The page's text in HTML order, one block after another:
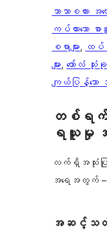
ဘာသာစကား
ကပ်ထားသော စ
စရာများ, ထပ်
များ, ကော်လံ သုံးခု
ကျယ်ပြန့်သော ဘ
တစ်ရက်
ရယူမှု
လက်ရှိအသုံးပ
အရေအတွက် –
အဆင့်သတ်